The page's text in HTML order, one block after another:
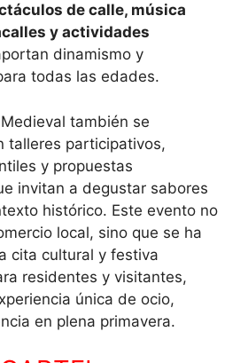
de calle, música
y actividades
dinamismo y
todas las edades.
también se
talleres participativos,
y propuestas
invitan a degustar sabores
histórico. Este evento no
local, sino que se ha
cita cultural y festiva
residentes y visitantes,
única de ocio,
en plena primavera.